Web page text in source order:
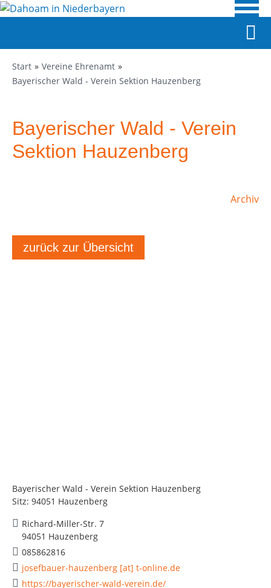
Start
Vereine Ehrenamt
Bayerischer Wald - Verein Sektion Hauzenberg
Bayerischer Wald - Verein Sektion Hauzenberg
Sitz: 94051 Hauzenberg
Richard-Miller-Str. 7
94051 Hauzenberg
085862816
josefbauer-hauzenberg [at] t-online.de
https://bayerischer-wald-verein.de/
Bayerischer Wald - Verein
Sektion Hauzenberg
Archiv
zurück zur Übersicht